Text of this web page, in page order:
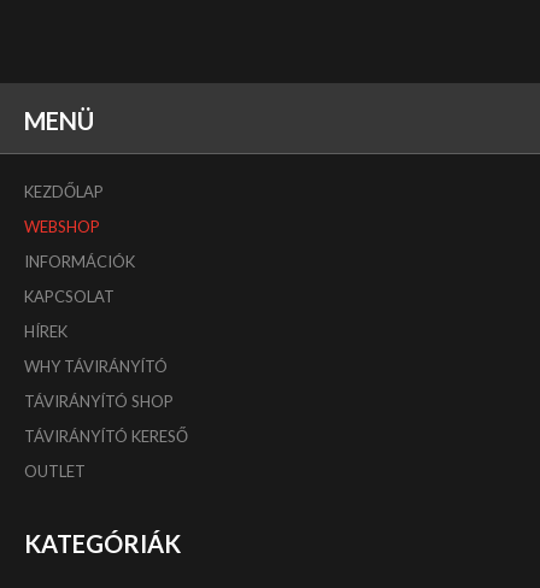
MENÜ
KEZDŐLAP
WEBSHOP
INFORMÁCIÓK
KAPCSOLAT
HÍREK
WHY TÁVIRÁNYÍTÓ
TÁVIRÁNYÍTÓ SHOP
TÁVIRÁNYÍTÓ KERESŐ
OUTLET
KATEGÓRIÁK